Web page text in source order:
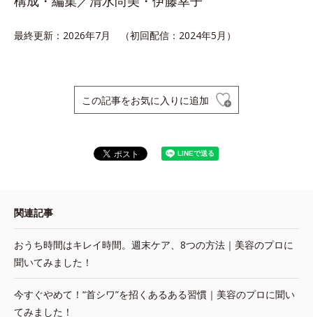
最終更新：2026年7月 （初回配信：2024年5月）
この記事をお気に入りに追加
関連記事
おうち時間はキレイ時間。週末ケア、8つの方法｜美容のプロに
聞いてみました！
今すぐやめて！“首シワ”を招くあるある習慣｜美容のプロに聞い
てみました！